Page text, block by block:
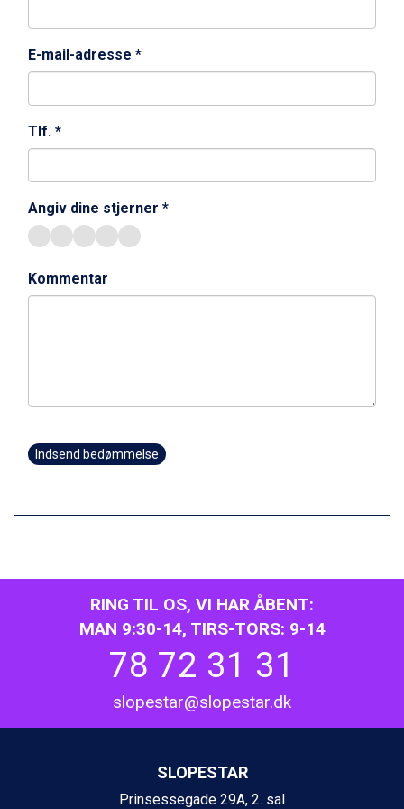
Wagrain fra DKK 4.645
Ischgl fra DKK 7.095
Fieberbrunn fra DKK 6.145
Zell am See fra DKK 4.095
Livigno fra DKK 4.145
Canazei fra DKK 4.745
Bad Gastein fra DKK 4.195
Sauze dOulx fra DKK 4.045
Alleghe fra DKK 5.595
Arabba fra DKK 7.045
Val Thorens fra DKK 5.395
Champoluc fra DKK 3.795
Wagrain fra DKK 4.645
Ischgl fra DKK 7.095
Bad Gastein fra DKK 4.195
Sauze dOulx fra DKK 4.045
Arabba fra DKK 7.045
Val Thorens fra DKK 5.395
Cervinia fra DKK 5.295
Passo Tonale fra DKK 3.795
Saalbach fra DKK 5.945
Sölden fra DKK 8.445
E-mail-adresse *
Tlf. *
Angiv dine stjerner *
Kommentar
Indsend bedømmelse
RING TIL OS, VI HAR ÅBENT:
MAN 9:30-14, TIRS-TORS: 9-14
78 72 31 31
slopestar@slopestar.dk
SLOPESTAR
Prinsessegade 29A, 2. sal